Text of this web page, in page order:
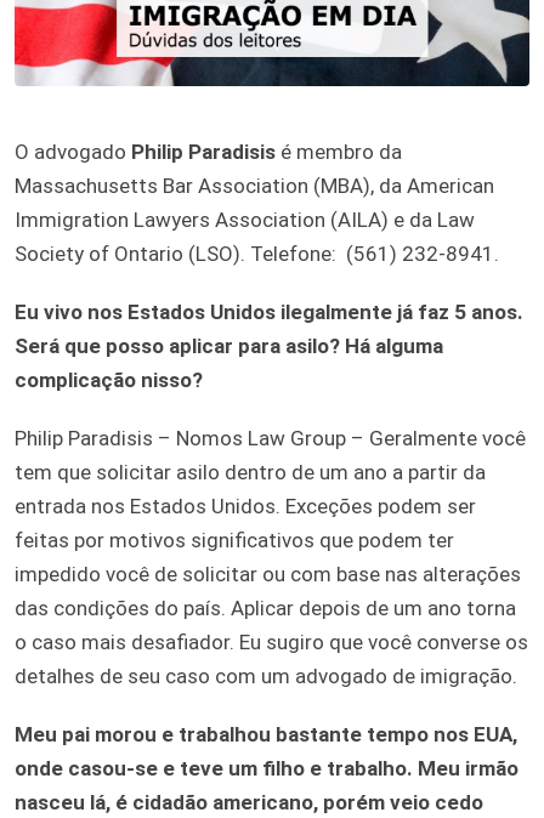
O advogado Philip Paradisis é membro da
Massachusetts Bar Association (MBA), da American
Immigration Lawyers Association (AILA) e da Law
Society of Ontario (LSO). Telefone: (561) 232-8941.
Eu vivo nos Estados Unidos ilegalmente já faz 5 anos.
Será que posso aplicar para asilo? Há alguma
complicação nisso?
Philip Paradisis – Nomos Law Group – Geralmente você
tem que solicitar asilo dentro de um ano a partir da
entrada nos Estados Unidos. Exceções podem ser
feitas por motivos significativos que podem ter
impedido você de solicitar ou com base nas alterações
das condições do país. Aplicar depois de um ano torna
o caso mais desafiador. Eu sugiro que você converse os
detalhes de seu caso com um advogado de imigração.
Meu pai morou e trabalhou bastante tempo nos EUA,
onde casou-se e teve um filho e trabalho. Meu irmão
nasceu lá, é cidadão americano, porém veio cedo